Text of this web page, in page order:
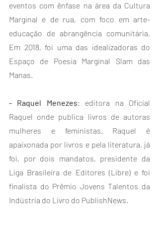
eventos com ênfase na área da Cultura
Marginal e de rua, com foco em arte-
educação de abrangência comunitária.
Em 2018, foi uma das idealizadoras do
Espaço de Poesia Marginal Slam das
Manas.
- Raquel Menezes: editora na Oficial
Raquel onde publica livros de autoras
mulheres e feministas. Raquel é
apaixonada por livros e pela literatura, já
foi, por dois mandatos, presidente da
Liga Brasileira de Editores (Libre) e foi
finalista do Prêmio Jovens Talentos da
Indústria do Livro do PublishNews.